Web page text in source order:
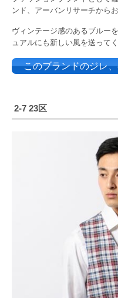
ンド、アーバンリサーチから
ヴィンテージ感のあるブルー
ュアルにも新しい風を送って
このブランドのジレ
2-7 23区